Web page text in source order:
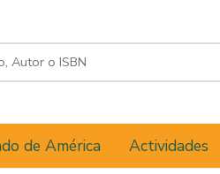
de América Actividades